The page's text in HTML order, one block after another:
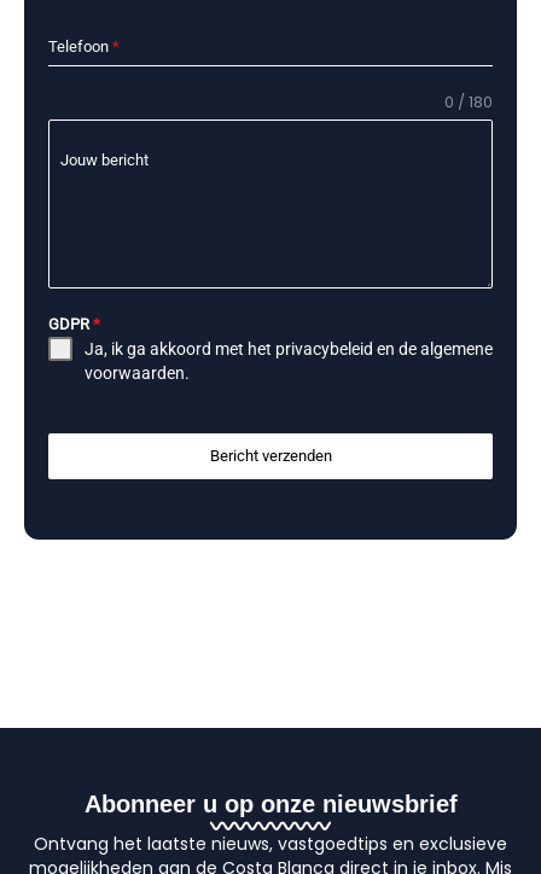
Telefoon *
Jouw bericht
0 / 180
GDPR*
Ja, ik ga akkoord met het privacybeleid en dealgemene
voorwaarden.
Bericht verzenden
Abonneer u op onze nieuwsbrief
Ontvang het laatste nieuws, vastgoedtips en exclusieve
mogelijkheden aan de Costa Blanca direct in je inbox. Mis